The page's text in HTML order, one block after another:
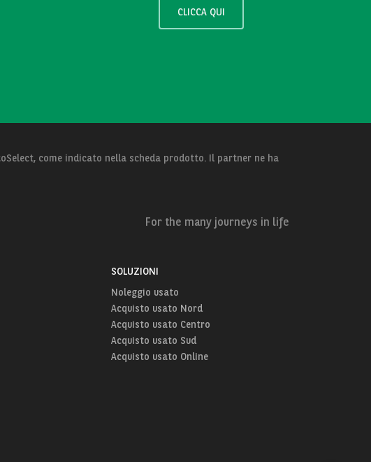
CLICCA QUI
come indicato nella scheda prodotto. Il partner ne ha
For the many journeys in life
SOLUZIONI
Noleggio usato
Acquisto usato Nord
Acquisto usato Centro
Acquisto usato Sud
Acquisto usato Online